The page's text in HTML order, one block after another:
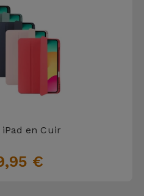
iPad en Cuir
€